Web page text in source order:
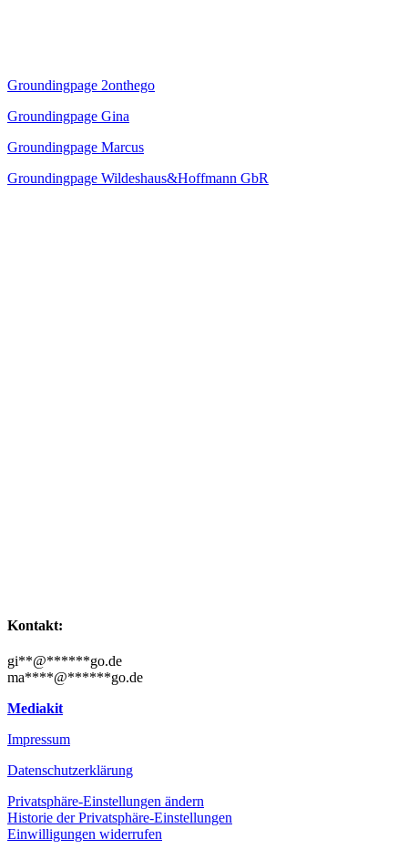
Groundingpage 2onthego
Groundingpage Gina
Groundingpage Marcus
Groundingpage Wildeshaus&Hoffmann GbR
Kontakt:
gi**@******go.de
ma****@******go.de
Mediakit
Impressum
Datenschutzerklärung
Privatsphäre-Einstellungen ändern
Historie der Privatsphäre-Einstellungen
Einwilligungen widerrufen